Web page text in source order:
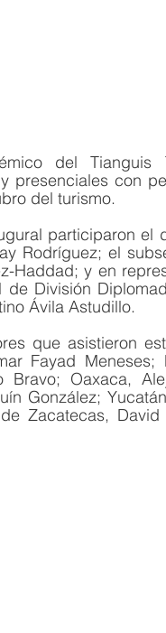
del Tianguis
presenciales con
del turismo.
participaron el
Rodríguez; el
Haddad; y en
de División
Ávila Astudillo.
que asistieron
Fayad
Bravo; Oaxaca,
González;
Zacatecas,